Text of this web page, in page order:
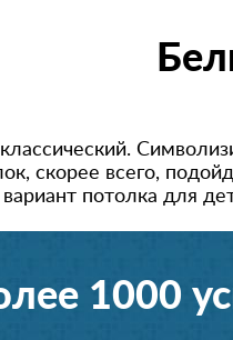
скорее всего,
потолка для
1000